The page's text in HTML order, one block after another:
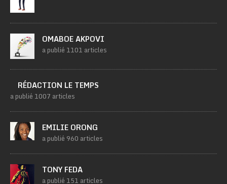
OMABOE AKPOVI
a publié 1101 articles
RÉDACTION LE TEMPS
a publié 1007 articles
EMILIE ORONG
a publié 960 articles
TONY FEDA
a publié 151 articles